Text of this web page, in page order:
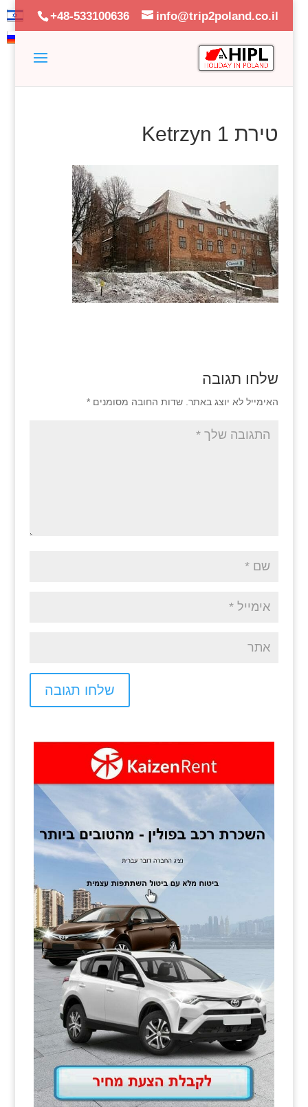
+48-533100636 info@trip2poland.co.il
טירת Ketrzyn 1
שלחו תגובה
האימייל לא יוצג באתר. שדות החובה מסומנים *